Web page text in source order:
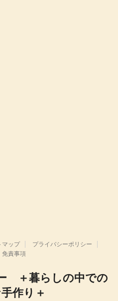
マップ
プライバシーポリシー
免責事項
＋暮らしの中での
作り＋